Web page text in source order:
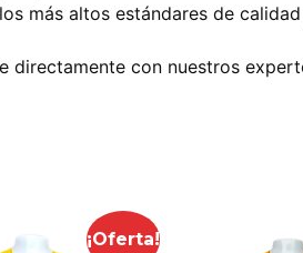
más altos estándares de
directamente con nuestros
¡Oferta!